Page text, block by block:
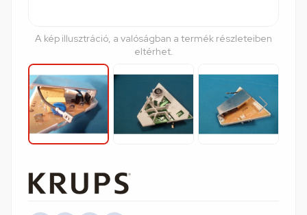
A kép illusztráció, a valóságban a termék részleteiben
eltérhet.